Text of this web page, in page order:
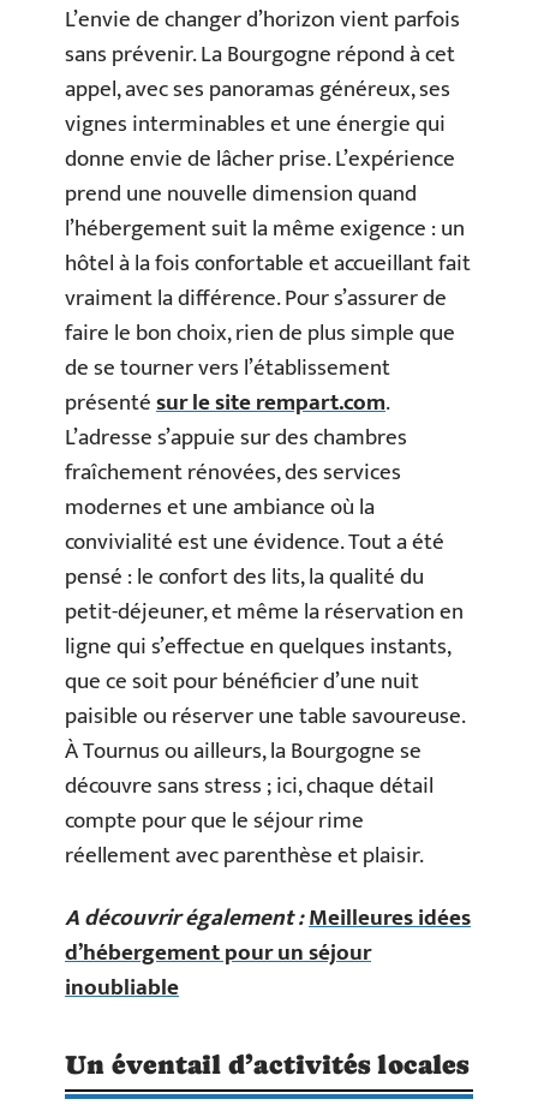
L’envie de changer d’horizon vient parfois
sans prévenir. La Bourgogne répond à cet
appel, avec ses panoramas généreux, ses
vignes interminables et une énergie qui
donne envie de lâcher prise. L’expérience
prend une nouvelle dimension quand
l’hébergement suit la même exigence : un
hôtel à la fois confortable et accueillant fait
vraiment la différence. Pour s’assurer de
faire le bon choix, rien de plus simple que
de se tourner vers l’établissement
présentésur le site rempart.com.
L’adresse s’appuie sur des chambres
fraîchement rénovées, des services
modernes et une ambiance où la
convivialité est une évidence. Tout a été
pensé : le confort des lits, la qualité du
petit-déjeuner, et même la réservation en
ligne qui s’effectue en quelques instants,
que ce soit pour bénéficier d’une nuit
paisible ou réserver une table savoureuse.
À Tournus ou ailleurs, la Bourgogne se
découvre sans stress ; ici, chaque détail
compte pour que le séjour rime
réellement avec parenthèse et plaisir.
A découvrir également :Meilleures idées
d’hébergement pour un séjour
inoubliable
Un éventail d’activités locales